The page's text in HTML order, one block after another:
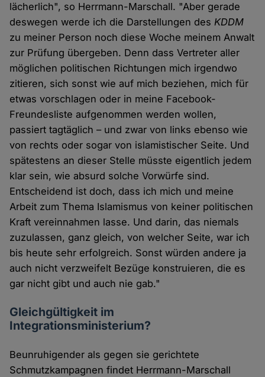
lächerlich", so Herrmann-Marschall. "Aber gerade
deswegen werde ich die Darstellungen desKDDM
zu meiner Person noch diese Woche meinem Anwalt
zur Prüfung übergeben. Denn dass Vertreter aller
möglichen politischen Richtungen mich irgendwo
zitieren, sich sonst wie auf mich beziehen, mich für
etwas vorschlagen oder in meine Facebook-
Freundesliste aufgenommen werden wollen,
passiert tagtäglich – und zwar von links ebenso wie
von rechts oder sogar von islamistischer Seite. Und
spätestens an dieser Stelle müsste eigentlich jedem
klar sein, wie absurd solche Vorwürfe sind.
Entscheidend ist doch, dass ich mich und meine
Arbeit zum Thema Islamismus von keiner politischen
Kraft vereinnahmen lasse. Und darin, das niemals
zuzulassen, ganz gleich, von welcher Seite, war ich
bis heute sehr erfolgreich. Sonst würden andere ja
auch nicht verzweifelt Bezüge konstruieren, die es
gar nicht gibt und auch nie gab."
Gleichgültigkeit im
Integrationsministerium?
Beunruhigender als gegen sie gerichtete
Schmutzkampagnen findet Herrmann-Marschall